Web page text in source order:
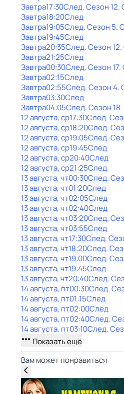
Завтра17:30След. Сезон 12.
Завтра18:20След
Завтра19:05След. Сезон 5.
Завтра19:45След
Завтра20:35След. Сезон 12
Завтра21:25След
Завтра00:30След. Сезон 17.
Завтра02:15След
Завтра02:55След. Сезон 4.
Завтра03:30След
Завтра04:05След. Сезон 18
12 августа, ср17:30След.
12 августа, ср18:20След.
12 августа, ср19:05След.
12 августа, ср19:45След
12 августа, ср20:40След
12 августа, ср21:25След
13 августа, чт00:30След.
13 августа, чт01:20След
13 августа, чт02:05След
13 августа, чт02:40След
13 августа, чт03:20След.
13 августа, чт03:55След
13 августа, чт17:30След.
13 августа, чт18:20След.
13 августа, чт19:00След.
13 августа, чт19:45След
13 августа, чт20:40След.
14 августа, пт00:30След.
14 августа, пт01:15След
14 августа, пт02:00След
14 августа, пт02:40След.
14 августа, пт03:10След.
Показать ещё
Вам может понравиться